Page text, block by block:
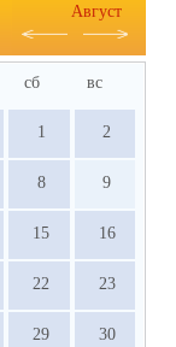
Август
сб вс
1 2
8 9
15 16
22 23
29 30